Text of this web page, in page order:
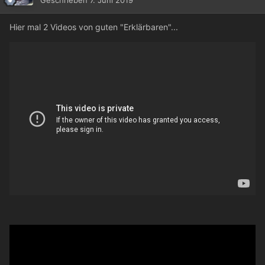
Hier mal 2 Videos von guten "Erklärbaren"...